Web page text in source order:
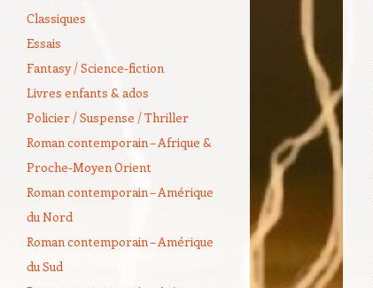
Classiques
Essais
Fantasy / Science-fiction
Livres enfants & ados
Policier / Suspense / Thriller
Roman contemporain – Afrique &
Proche-Moyen Orient
Roman contemporain – Amérique
du Nord
Roman contemporain – Amérique
du Sud